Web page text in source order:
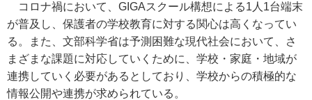
コロナ禍において、GIGAスクール構想による1人1台端末
が普及し、保護者の学校教育に対する関心は高くなってい
る。また、文部科学省は予測困難な現代社会において、さ
まざまな課題に対応していくために、学校・家庭・地域が
連携していく必要があるとしており、学校からの積極的な
情報公開や連携が求められている。